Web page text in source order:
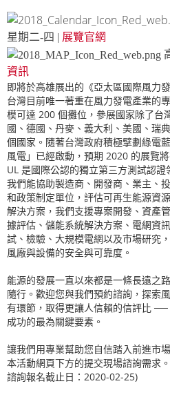
星期二-四 | 展覽官網
資訊
即將於高雄展出的《亞太區國際風力
台灣目前唯一著重在風力發電產業的
模可達 200 個攤位，參展國家除了台
國、德國、丹麥、義大利、美國、瑞
個國家。隨著台灣政府積極擘劃綠電
風電」已經啟動，預期 2020 的展覽
UL 是國際公認的獨立第三方測試認證
我們能協助製造商、開發商、業主、
和政策制定單位，評估可再生能源資
解決方案，我們支援專案開發、資產
據評估、儲能系統解決方案、電網資
試、檢驗、大規模電網以及市場研究
風廠與設備的安全與可靠度。
能源的發展一直以來都是一條長遠之
隨行。歡迎您與我們預約諮詢，探索
有環節，取得更讓人信賴的信評比
成功的最為關鍵要素。
讓我們用專業幫助您自信踏入前進市
本活動網頁下方的提交現場諮詢需求。
諮詢報名截止日： 2020-02-25)